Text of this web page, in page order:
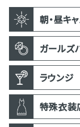
朝・昼キ
ガールズ
ラウンジ
特殊衣装